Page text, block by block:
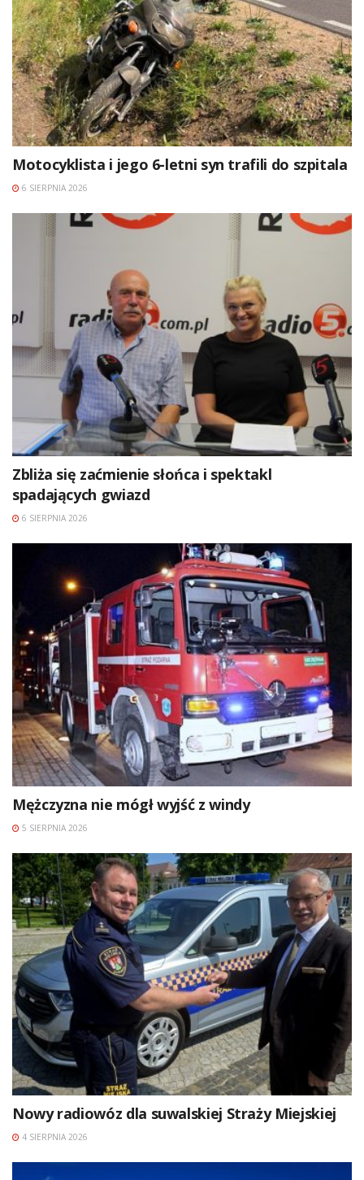
Motocyklista i jego 6-letni syn trafili do szpitala
6 SIERPNIA 2026
Zbliża się zaćmienie słońca i spektakl
spadających gwiazd
6 SIERPNIA 2026
Mężczyzna nie mógł wyjść z windy
5 SIERPNIA 2026
Nowy radiowóz dla suwalskiej Straży Miejskiej
4 SIERPNIA 2026